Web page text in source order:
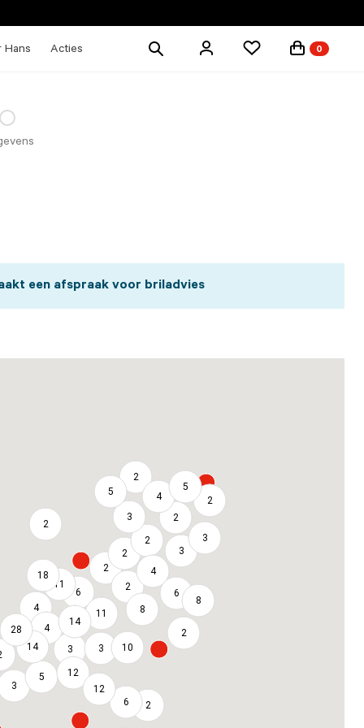
Hans Acties
Zoek
0
een afspraak voor briladvies
2
28
18
4
11
14
5
3
4
5
6
14
2
3
2
3
2
4
12
11
2
2
3
5
12
4
2
8
10
3
2
6
6
3
8
2
2